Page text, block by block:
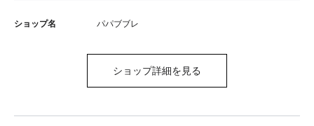
ショップ名 パパブブレ
ショップ詳細を見る